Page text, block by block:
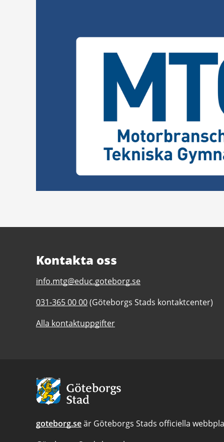
Kontakta oss
E-
till
Motorbranschens
tekniska
info.mtg@educ.goteborg.se
Telefonnummer
Motorbranschens
031-365 00 00(Göteborgs Stads kontaktcenter)
Alla kontaktuppgifter
Avsändare:
Göteborgs
Stad
goteborg.seär Göteborgs Stads officiella